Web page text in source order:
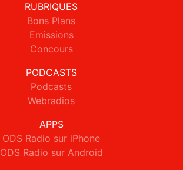
RUBRIQUES
Bons Plans
Emissions
Concours
PODCASTS
Podcasts
Webradios
APPS
ODS Radio sur iPhone
ODS Radio sur Android